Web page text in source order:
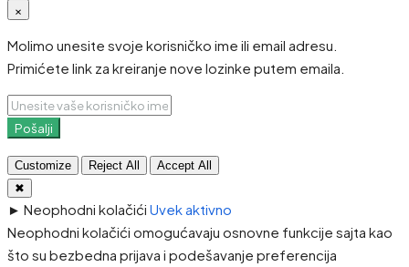
×
Molimo unesite svoje korisničko ime ili email adresu.
Primićete link za kreiranje nove lozinke putem emaila.
Pošalji
Customize Reject All
Accept All
✖
► Neophodni kolačići Uvek aktivno
Neophodni kolačići omogućavaju osnovne funkcije sajta kao
što su bezbedna prijava i podešavanje preferencija